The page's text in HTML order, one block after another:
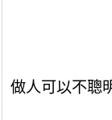
做人可以不聰